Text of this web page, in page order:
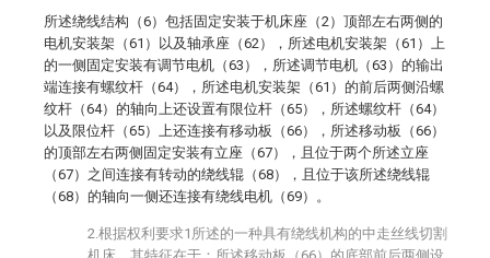
所述绕线结构（6）包括固定安装于机床座（2）顶部左右两侧的
电机安装架（61）以及轴承座（62），所述电机安装架（61）上
的一侧固定安装有调节电机（63），所述调节电机（63）的输出
端连接有螺纹杆（64），所述电机安装架（61）的前后两侧沿螺
纹杆（64）的轴向上还设置有限位杆（65），所述螺纹杆（64）
以及限位杆（65）上还连接有移动板（66），所述移动板（66）
的顶部左右两侧固定安装有立座（67），且位于两个所述立座
（67）之间连接有转动的绕线辊（68），且位于该所述绕线辊
（68）的轴向一侧还连接有绕线电机（69）。
2.根据权利要求1所述的一种具有绕线机构的中走丝线切割